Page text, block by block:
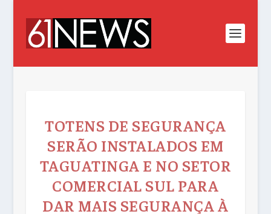
TOTENS DE SEGURANÇA
SERÃO INSTALADOS EM
TAGUATINGA E NO SETOR
COMERCIAL SUL PARA
DAR MAIS SEGURANÇA À